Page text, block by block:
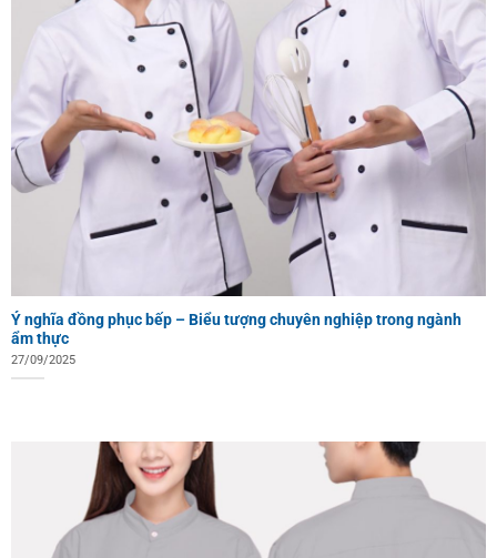
Ý nghĩa đồng phục bếp – Biểu tượng chuyên nghiệp trong ngành
ẩm thực
27/09/2025